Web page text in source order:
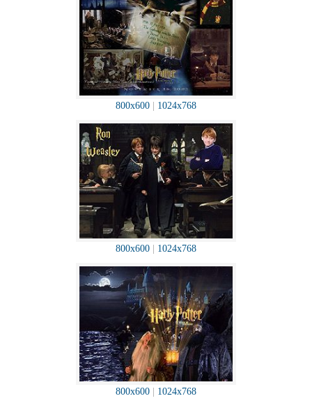
800x600 1024x768
800x600 1024x768
800x600 1024x768